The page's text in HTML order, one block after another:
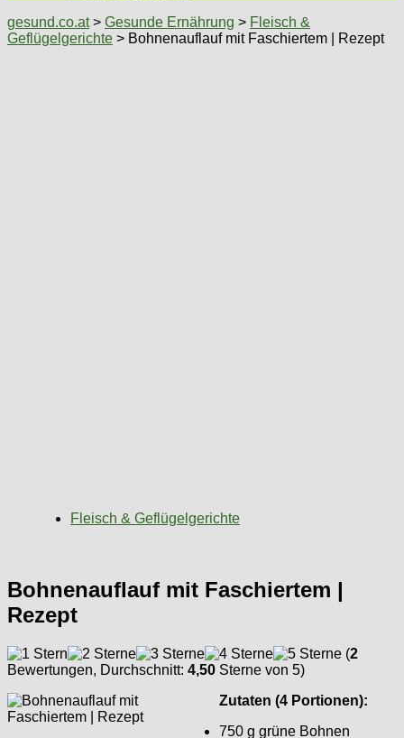
gesund.co.at> Gesunde Ernährung > Fleisch &
Geflügelgerichte > Bohnenauflauf mit Faschiertem | Rezept
Fleisch & Geflügelgerichte
Bohnenauflauf mit Faschiertem |
Rezept
(2
Bewertungen, Durchschnitt: 4,50 Sterne von 5)
Zutaten (4 Portionen):
750 g grüne Bohnen